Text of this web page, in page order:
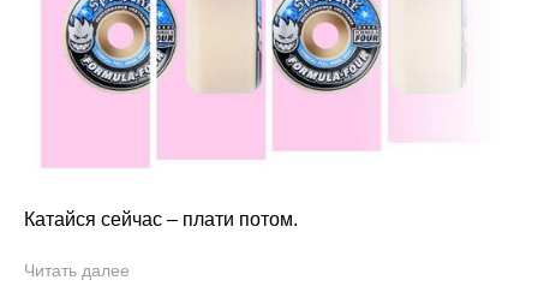
Катайся сейчас – плати потом.
Читать далее